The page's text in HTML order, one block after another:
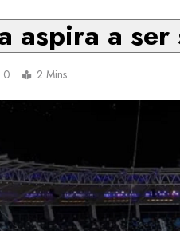
aspira a
0 2 Mins